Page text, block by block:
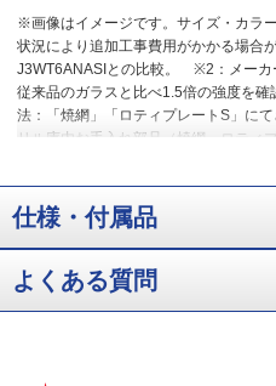
※画像はイメージです。サイズ・カラ
状況により追加工事費用がかかる場合
J3WT6ANASIとの比較。
※2：メーカ
従来品のガラスと比べ1.5倍の強度を
法：「焼網」「ロティプレートS」に
リル庫内お手入れ部品（焼網、ロティ
ートS（焼き魚・標準）。（株）ノー
イプにおいて。2024年6月時点。
※5
コンロ部出力1400MJ/年・世帯。1世
2022年版ガスコンロ・年間の目安燃
5.9円/MJにて算出（LPガス料金はい
仕様・付属品
よくある質問